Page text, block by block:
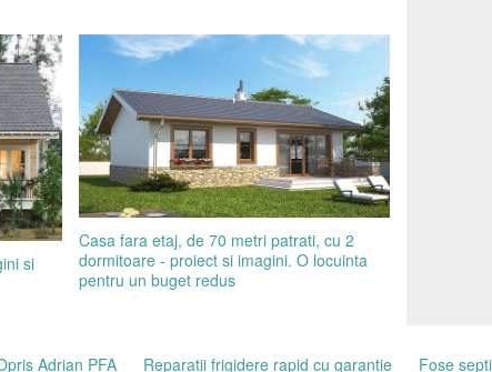
si
Casa fara etaj, de 70 metri patrati, cu 2
dormitoare - proiect si imagini. O locuinta
pentru un buget redus
Adrian PFA Reparatii frigidere rapid cu garantie Fose